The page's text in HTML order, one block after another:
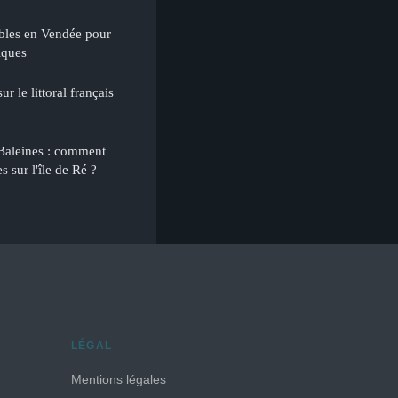
en Vendée pour
le littoral français
: comment
sur l'île de Ré ?
LÉGAL
Mentions légales